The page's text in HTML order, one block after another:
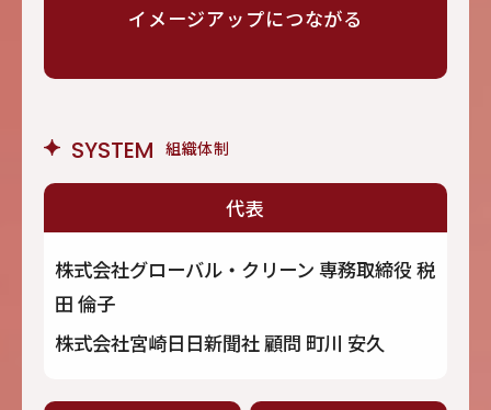
イメージアップにつながる
SYSTEM 組織体制
代表
株式会社グローバル・クリーン 専務取締役 税
田 倫子
株式会社宮崎日日新聞社 顧問 町川 安久